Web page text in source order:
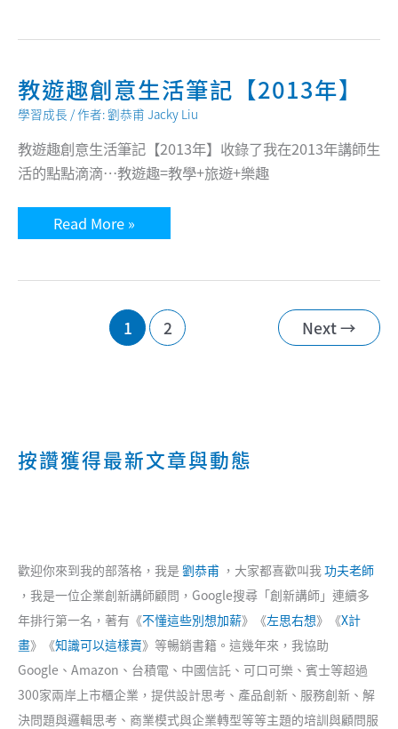
的
件
事：
KANOPASSION
教遊趣創意生活筆記【2013年】
學習成長 / 作者:劉恭甫 Jacky Liu
教遊趣創意生活筆記【2013年】收錄了我在2013年講師生
活的點點滴滴…教遊趣=教學+旅遊+樂趣
教
遊
意
Read More »
1 2 Next→
按讚獲得最新文章與動態
歡迎你來到我的部落格，我是 劉恭甫 ，大家都喜歡叫我功夫老師
，我是一位企業創新講師顧問，Google搜尋「創新講師」連續多
年排行第一名，著有《不懂這些別想加薪》《左思右想》《X計
畫》《知識可以這樣賣》等暢銷書籍。這幾年來，我協助
Google、Amazon、台積電、中國信託、可口可樂、賓士等超過
300家兩岸上市櫃企業，提供設計思考、產品創新、服務創新、解
決問題與邏輯思考、商業模式與企業轉型等等主題的培訓與顧問服